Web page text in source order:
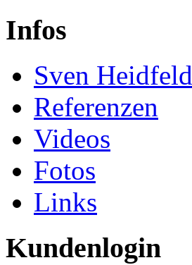
Infos
Sven Heidfeld
Referenzen
Videos
Fotos
Links
Kundenlogin